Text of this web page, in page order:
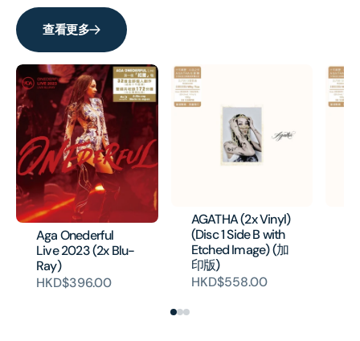
查看更多
Aga Onederful
Live 2023 (2x Blu-
Ray)
HKD$396.00
AGATHA (2x Vinyl)
(Disc 1 Side B with
Etched Image) (加
印版)
HKD$558.00